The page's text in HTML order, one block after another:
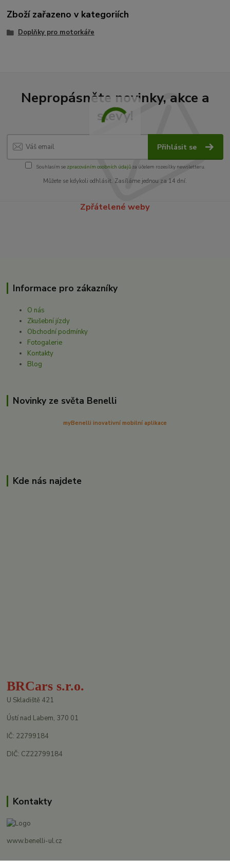
Zboží zařazeno v kategoriích
Doplňky pro motorkáře
Nepropásněte novinky, akce a
slevy!
Přihlásit se
Souhlasím se zpracováním osobních údajůza účelem rozesílky newsletteru.
Můžete se kdykoli odhlásit. Zasíláme jednou za 14 dní.
Zpřátelené weby
Informace pro zákazníky
O nás
Zkušební jízdy
Obchodní podmínky
Fotogalerie
Kontakty
Blog
Novinky ze světa Benelli
myBenelli inovativní mobilní aplikace
Kde nás najdete
BRCars s.r.o.
U Skladiště 421
Ústí nad Labem, 370 01
IČ: 22799184
DIČ: CZ22799184
Kontakty
www.benelli-ul.cz